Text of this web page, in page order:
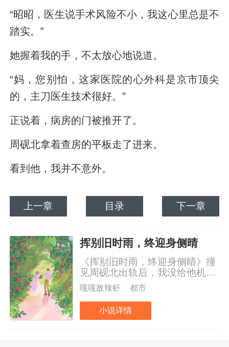
“昭昭，医生说手术风险不小，我这心里总是不
踏实。”
她握着我的手，不太放心地说道。
“妈，您别怕，这家医院的心外科是京市顶尖
的，主刀医生技术很好。”
正说着，病房的门被推开了。
周砚北拿着查房的平板走了进来。
看到他，我并不意外。
上一章 目录 下一章
挥别旧时雨，终迎身侧晴
《挥别旧时雨，终迎身侧晴》撞
见周砚北出轨后，我没给他机会
直接提了分手。我一件一件收拾
自己的行李，他看着，突然开
口：“陈昭昭，你知道你最没劲的
地方是什么吗？”我顿了顿，转过
嘎嘎敌辣虾 都市
小说详情